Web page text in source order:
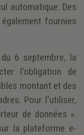
automatique. Des
fournies
6 septembre, la
l'obligation de
montant et des
Pour l'utiliser,
de données ».
la plateforme e-